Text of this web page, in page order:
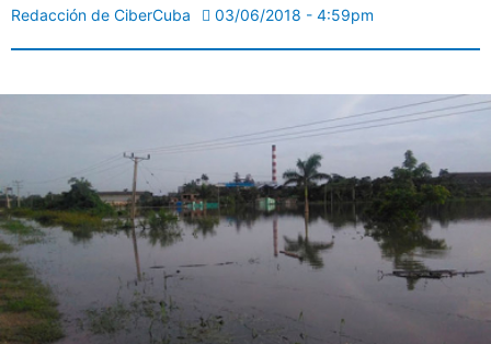
Redacción de CiberCuba 03/06/2018 - 4:59pm